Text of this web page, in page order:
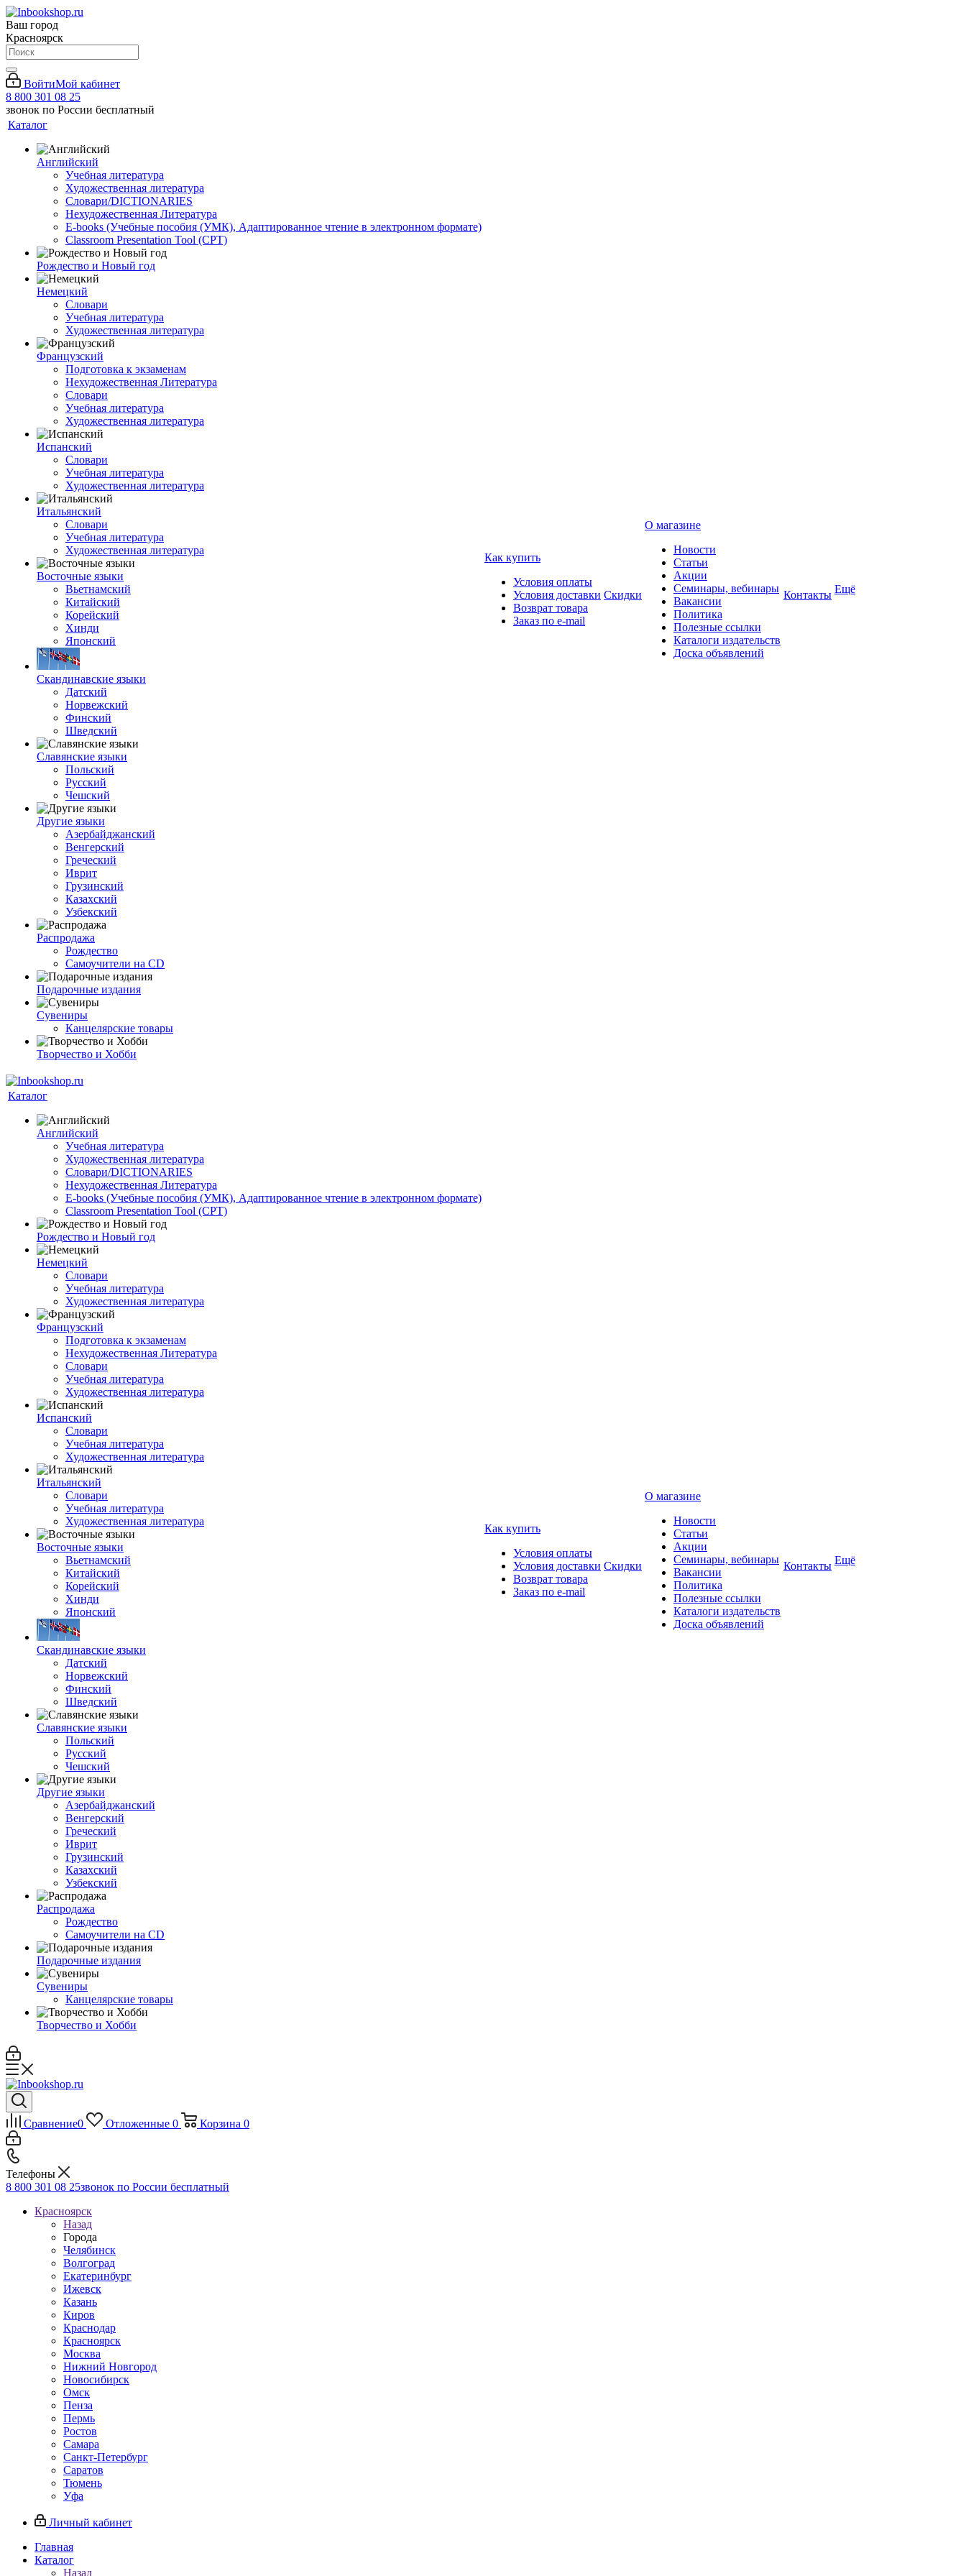
Ваш город
Красноярск
ВойтиМой кабинет
8 800 301 08 25
звонок по России бесплатный
Каталог
Английский
Учебная литература
Художественная литература
Словари/DICTIONARIES
Нехудожественная Литература
E-books (Учебные пособия (УМК), Адаптированное чтение в электронном формате)
Classroom Presentation Tool (CPT)
Рождество и Новый год
Немецкий
Словари
Учебная литература
Художественная литература
Французский
Подготовка к экзаменам
Нехудожественная Литература
Словари
Учебная литература
Художественная литература
Испанский
Словари
Учебная литература
Художественная литература
Итальянский
Словари
Учебная литература
Художественная литература
Восточные языки
Вьетнамский
Китайский
Корейский
Хинди
Японский
Скандинавские языки
Датский
Норвежский
Финский
Шведский
Славянские языки
Польский
Русский
Чешский
Другие языки
Азербайджанский
Венгерский
Греческий
Иврит
Грузинский
Казахский
Узбекский
Распродажа
Рождество
Самоучители на CD
Подарочные издания
Сувениры
Канцелярские товары
Творчество и Хобби
Как купить
Условия оплаты
Условия доставки
Возврат товара
Заказ по e-mail
Скидки
О магазине
Новости
Статьи
Акции
Семинары, вебинары
Вакансии
Политика
Полезные ссылки
Каталоги издательств
Доска объявлений
Контакты Ещё
Каталог
Английский
Учебная литература
Художественная литература
Словари/DICTIONARIES
Нехудожественная Литература
E-books (Учебные пособия (УМК), Адаптированное чтение в электронном формате)
Classroom Presentation Tool (CPT)
Рождество и Новый год
Немецкий
Словари
Учебная литература
Художественная литература
Французский
Подготовка к экзаменам
Нехудожественная Литература
Словари
Учебная литература
Художественная литература
Испанский
Словари
Учебная литература
Художественная литература
Итальянский
Словари
Учебная литература
Художественная литература
Восточные языки
Вьетнамский
Китайский
Корейский
Хинди
Японский
Скандинавские языки
Датский
Норвежский
Финский
Шведский
Славянские языки
Польский
Русский
Чешский
Другие языки
Азербайджанский
Венгерский
Греческий
Иврит
Грузинский
Казахский
Узбекский
Распродажа
Рождество
Самоучители на CD
Подарочные издания
Сувениры
Канцелярские товары
Творчество и Хобби
Как купить
Условия оплаты
Условия доставки
Возврат товара
Заказ по e-mail
Скидки
О магазине
Новости
Статьи
Акции
Семинары, вебинары
Вакансии
Политика
Полезные ссылки
Каталоги издательств
Доска объявлений
Контакты Ещё
Сравнение0 Отложенные 0 Корзина 0
Телефоны
8 800 301 08 25звонок по России бесплатный
Красноярск
Назад
Города
Челябинск
Волгоград
Екатеринбург
Ижевск
Казань
Киров
Краснодар
Красноярск
Москва
Нижний Новгород
Новосибирск
Омск
Пенза
Пермь
Ростов
Самара
Санкт-Петербург
Саратов
Тюмень
Уфа
Личный кабинет
Главная
Каталог
Назад